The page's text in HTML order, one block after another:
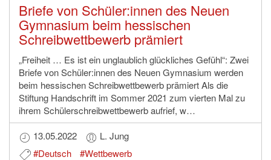
Briefe von Schüler:innen des Neuen
Gymnasium beim hessischen
Schreibwettbewerb prämiert
„Freiheit … Es ist ein unglaublich glückliches Gefühl“: Zwei
Briefe von Schüler:innen des Neuen Gymnasium werden
beim hessischen Schreibwettbewerb prämiert Als die
Stiftung Handschrift im Sommer 2021 zum vierten Mal zu
ihrem Schülerschreibwettbewerb aufrief, w…
13.05.2022
L. Jung
#Deutsch
#Wettbewerb